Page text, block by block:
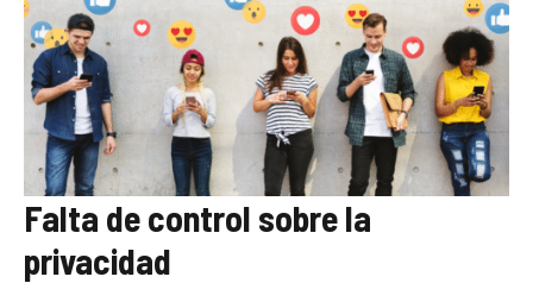
Falta de control sobre la
privacidad